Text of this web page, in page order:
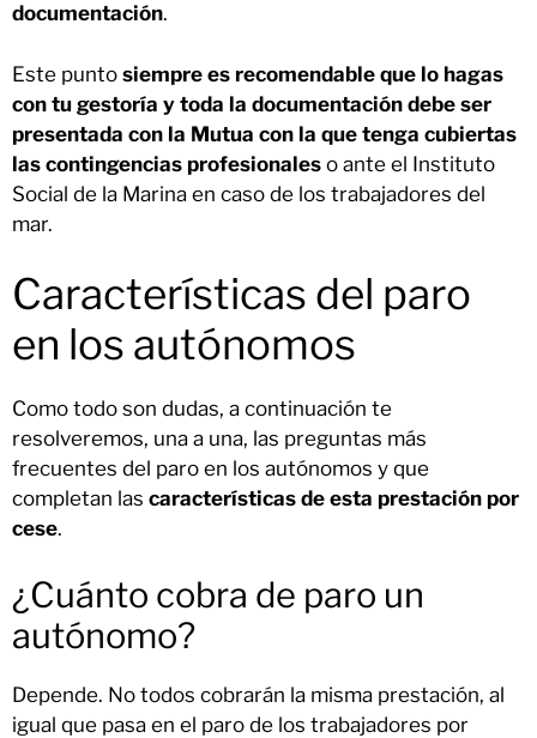
documentación.
Este punto siempre es recomendable que lo hagas
con tu gestoría y toda la documentación debe ser
presentada con la Mutua con la que tenga cubiertas
las contingencias profesionales o ante el Instituto
Social de la Marina en caso de los trabajadores del
mar.
Características del paro
en los autónomos
Como todo son dudas, a continuación te
resolveremos, una a una, las preguntas más
frecuentes del paro en los autónomos y que
completan las características de esta prestación por
cese.
¿Cuánto cobra de paro un
autónomo?
Depende. No todos cobrarán la misma prestación, al
igual que pasa en el paro de los trabajadores por